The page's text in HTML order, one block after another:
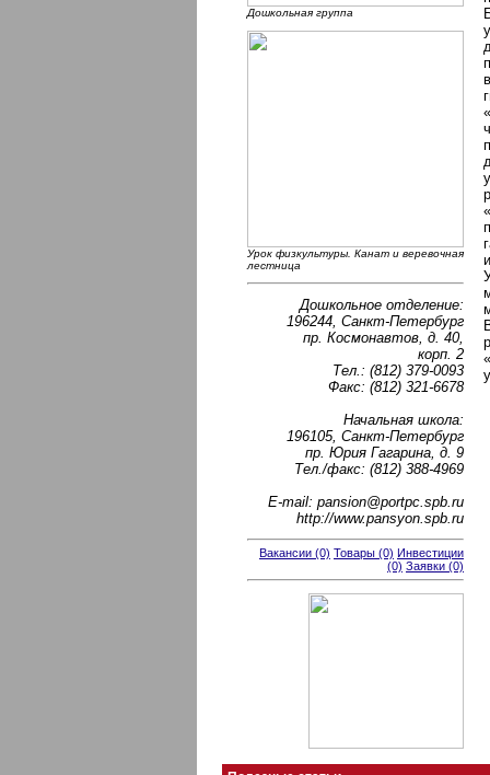
Дошкольная группа
Урок физкультуры. Канат и веревочная
лестница
Дошкольное отделение:
196244, Санкт-Петербург
пр. Космонавтов, д. 40,
корп. 2
Тел.: (812) 379-0093
Факс: (812) 321-6678
Начальная школа:
196105, Санкт-Петербург
пр. Юрия Гагарина, д. 9
Тел./факс: (812) 388-4969
Е-mail: pansion@portpc.spb.ru
http://www.pansyon.spb.ru
Вакансии (0) Товары (0) Инвестиции
(0) Заявки (0)